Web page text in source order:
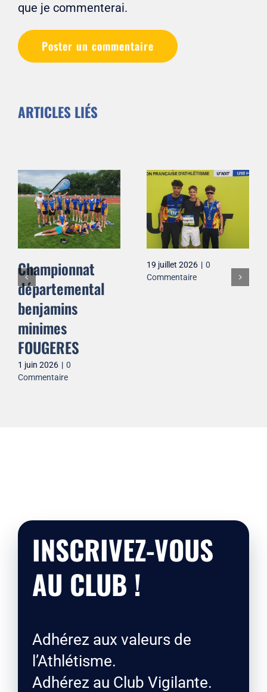
que je commenterai.
ARTICLES LIÉS
Championnat
départemental
benjamins
minimes
FOUGERES
1 juin 2026 | 0
Commentaire
19 juillet 2026 | 0
Commentaire
INSCRIVEZ-VOUS
AU CLUB !
Adhérez aux valeurs de
l’Athlétisme.
Adhérez au Club Vigilante.